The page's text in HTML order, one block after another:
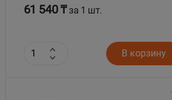
61 540 ₸за 1 шт.
В корзину